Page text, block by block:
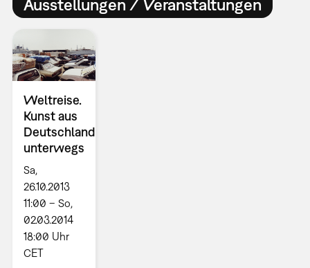
Ausstellungen / Veranstaltungen
Weltreise.
Kunst aus
Deutschland
unterwegs
Sa,
26.10.2013
11:00 – So,
02.03.2014
18:00 Uhr
CET